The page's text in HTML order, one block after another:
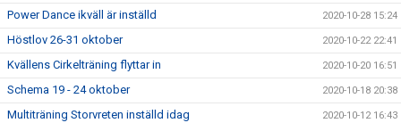
Power Dance ikväll är inställd 2020-10-28 15:24
Höstlov 26-31 oktober 2020-10-22 22:41
Kvällens Cirkelträning flyttar in 2020-10-20 16:51
Schema 19 - 24 oktober 2020-10-18 20:38
Multiträning Storvreten inställd idag 2020-10-12 16:43